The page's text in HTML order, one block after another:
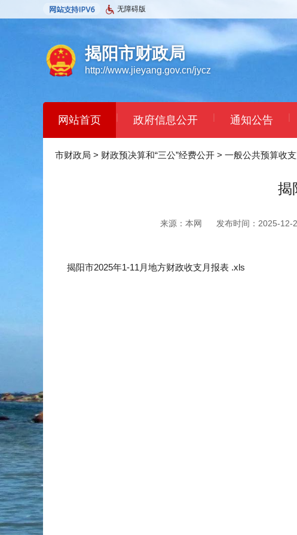
无障碍版
揭阳市财政局
http://www.jieyang.gov.cn/jycz
网站首页 | 政府信息公开 | 通知公告 |
市财政局 > 财政预决算和“三公”经费公开 > 一般公共预算收
揭
来源：本网 发布时间：2025-12-
揭阳市2025年1-11月地方财政收支月报表 .xls